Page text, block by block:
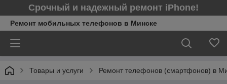
Срочный и надежный ремонт iPhone!
Ремонт мобильных телефонов в Минcке
Товары и услуги Ремонт телефонов (смартфонов) в